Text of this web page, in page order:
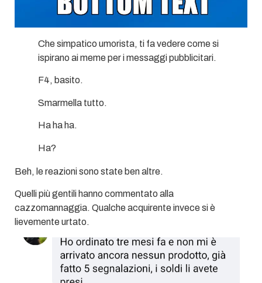
Che simpatico umorista, ti fa vedere come si
ispirano ai meme per i messaggi pubblicitari.
F4, basito.
Smarmella tutto.
Ha ha ha.
Ha?
Beh, le reazioni sono state ben altre.
Quelli più gentili hanno commentato alla
cazzomannaggia. Qualche acquirente invece si è
lievemente urtato.